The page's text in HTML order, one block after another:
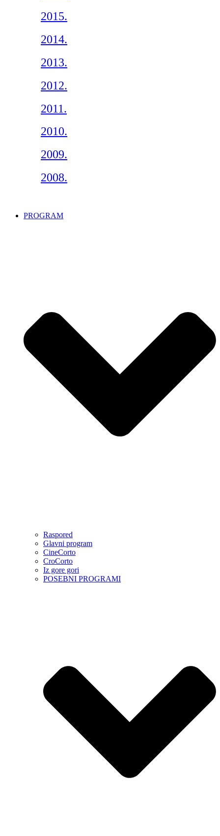
2015.
2014.
2013.
2012.
2011.
2010.
2009.
2008.
PROGRAM
Raspored
Glavni program
CineCorto
CroCorto
Iz gore gori
POSEBNI PROGRAMI